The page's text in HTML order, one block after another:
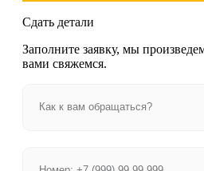
Сдать детали
Заполните заявку, мы
вами свяжемся.